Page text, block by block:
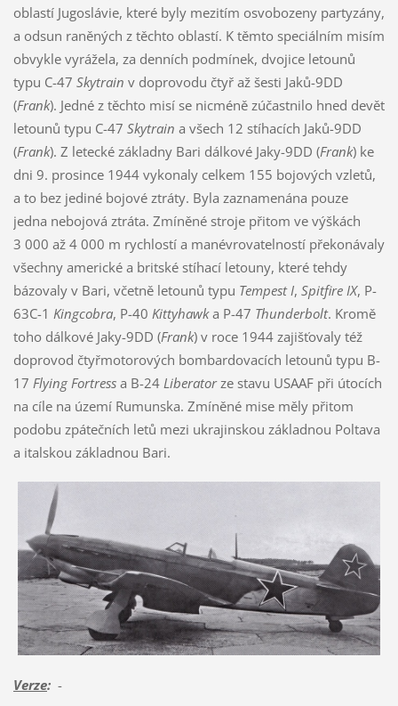
oblastí Jugoslávie, které byly mezitím osvobozeny partyzány,
a odsun raněných z těchto oblastí. K těmto speciálním misím
obvykle vyrážela, za denních podmínek, dvojice letounů
typu C-47 Skytrain v doprovodu čtyř až šesti Jaků-9DD
(Frank). Jedné z těchto misí se nicméně zúčastnilo hned devět
letounů typu C-47 Skytrain a všech 12 stíhacích Jaků-9DD
(Frank). Z letecké základny Bari dálkové Jaky-9DD (Frank) ke
dni 9. prosince 1944 vykonaly celkem 155 bojových vzletů,
a to bez jediné bojové ztráty. Byla zaznamenána pouze
jedna nebojová ztráta. Zmíněné stroje přitom ve výškách
3 000 až 4 000 m rychlostí a manévrovatelností překonávaly
všechny americké a britské stíhací letouny, které tehdy
bázovaly v Bari, včetně letounů typu Tempest I, Spitfire IX, P-
63C-1 Kingcobra, P-40 Kittyhawka P-47 Thunderbolt. Kromě
toho dálkové Jaky-9DD (Frank) v roce 1944 zajišťovaly též
doprovod čtyřmotorových bombardovacích letounů typu B-
17 Flying Fortressa B-24 Liberatorze stavu USAAF při útocích
na cíle na území Rumunska. Zmíněné mise měly přitom
podobu zpátečních letů mezi ukrajinskou základnou Poltava
a italskou základnou Bari.
Verze:-